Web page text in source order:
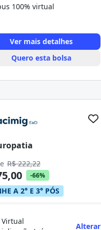
100% virtual
Ver mais detalhes
Quero esta bolsa
R$ 222,22
-66%
A 2° E 3° PÓS
Virtual
Alterar